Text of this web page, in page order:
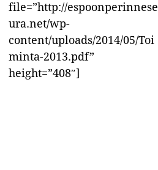
file=”http://espoonperinnese
ura.net/wp-
content/uploads/2014/05/Toi
minta-2013.pdf”
height=”408″]